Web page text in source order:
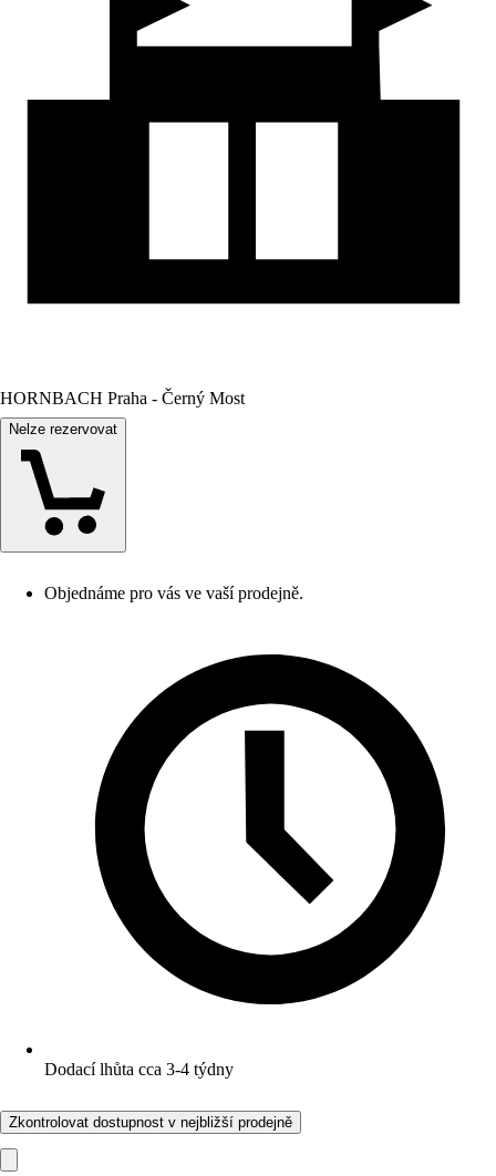
HORNBACH Praha - Černý Most
Nelze rezervovat
Objednáme pro vás ve vaší prodejně.
Dodací lhůta cca 3-4 týdny
Zkontrolovat dostupnost v nejbližší prodejně